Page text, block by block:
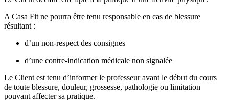
A Casa Fit ne pourra être tenu responsable en cas de blessure
résultant :
d’un non-respect des consignes
d’une contre-indication médicale non signalée
Le Client est tenu d’informer le professeur avant le début du cours
de toute blessure, douleur, grossesse, pathologie ou limitation
pouvant affecter sa pratique.